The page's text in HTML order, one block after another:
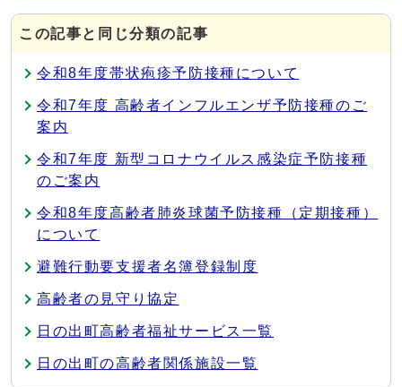
この記事と同じ分類の記事
令和8年度帯状疱疹予防接種について
令和7年度 高齢者インフルエンザ予防接種のご
案内
令和7年度 新型コロナウイルス感染症予防接種
のご案内
令和8年度高齢者肺炎球菌予防接種（定期接種）
について
避難行動要支援者名簿登録制度
高齢者の見守り協定
日の出町高齢者福祉サービス一覧
日の出町の高齢者関係施設一覧